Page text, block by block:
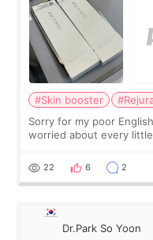
#Skin booster
Sorry for my poor
worried about every little
painful than I imagi
22 6 2
Dr.Park So Yoon